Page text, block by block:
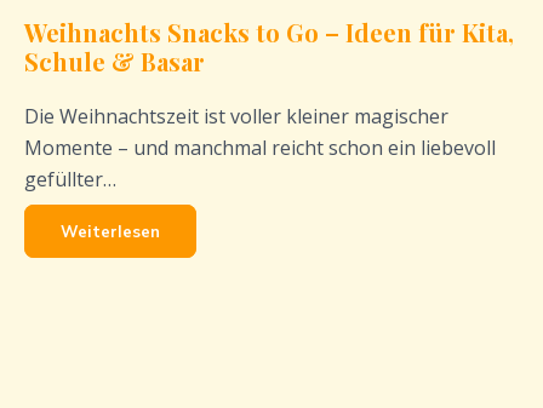
Weihnachts Snacks to Go – Ideen für Kita,
Schule & Basar
Die Weihnachtszeit ist voller kleiner magischer
Momente – und manchmal reicht schon ein liebevoll
gefüllter…
Weiterlesen